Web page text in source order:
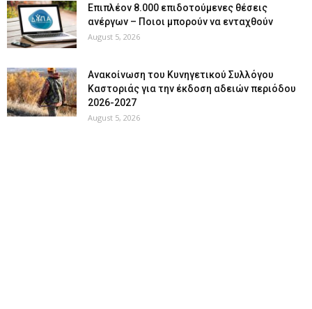
Επιπλέον 8.000 επιδοτούμενες θέσεις
ανέργων – Ποιοι μπορούν να ενταχθούν
August 5, 2026
Ανακοίνωση του Κυνηγετικού Συλλόγου
Καστοριάς για την έκδοση αδειών περιόδου
2026-2027
August 5, 2026